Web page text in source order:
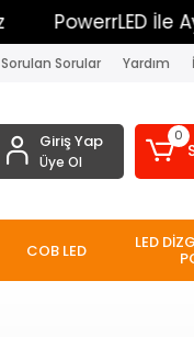
PowerrLED İle
Sorulan Sorular Yardım
Giriş Yap
Üye Ol
0
COB LED LED